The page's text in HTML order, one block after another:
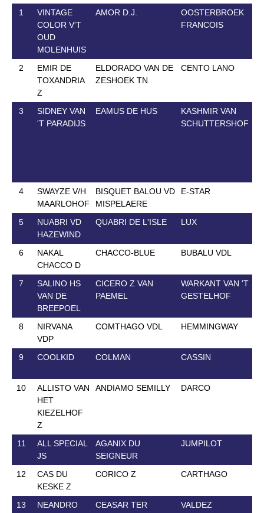
1
VINTAGE
COLOR V'T
OUD
MOLENHUIS
AMOR D.J.
OOSTERBROEK
FRANCOIS
2
EMIR DE
TOXANDRIA
Z
ELDORADO VAN DE
ZESHOEK TN
CENTO LANO
3
SIDNEY VAN
'T PARADIJS
EAMUS DE HUS
KASHMIR VAN
SCHUTTERSHOF
4
SWAYZE V/H
MAARLOHOF
BISQUET BALOU VD
MISPELAERE
E-STAR
5
NUABRI VD
HAZEWIND
QUABRI DE L'ISLE LUX
6
NAKAL
CHACCO D
CHACCO-BLUE BUBALU VDL
7
SALINO HS
VAN DE
BREEPOEL
CICERO Z VAN
PAEMEL
WARKANT VAN 'T
GESTELHOF
8
NIRVANA
VDP
COMTHAGO VDL HEMMINGWAY
9 COOLKID COLMAN CASSIN
10
ALLISTO VAN
HET
KIEZELHOF
Z
ANDIAMO SEMILLY DARCO
11
ALL SPECIAL
JS
AGANIX DU
SEIGNEUR
JUMPILOT
12
CAS DU
KESKE Z
CORICO Z CARTHAGO
13
NEANDRO
CEASAR TER
VALDEZ